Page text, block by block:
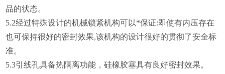
品的状态。
5.2经过特殊设计的机械锁紧机构可以*保证:即使有内压存在
也可保持很好的密封效果,该机构的设计很好的贯彻了安全标
准。
5.3引线孔具备热隔离功能，硅橡胶塞具有良好密封效果。